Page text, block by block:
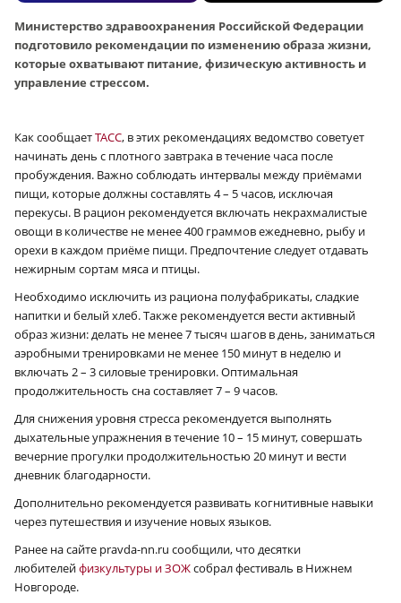
Министерство здравоохранения Российской Федерации
подготовило рекомендации по изменению образа жизни,
которые охватывают питание, физическую активность и
управление стрессом.
Как сообщаетТАСС, в этих рекомендациях ведомство советует
начинать день с плотного завтрака в течение часа после
пробуждения. Важно соблюдать интервалы между приёмами
пищи, которые должны составлять 4 – 5 часов, исключая
перекусы. В рацион рекомендуется включать некрахмалистые
овощи в количестве не менее 400 граммов ежедневно, рыбу и
орехи в каждом приёме пищи. Предпочтение следует отдавать
нежирным сортам мяса и птицы.
Необходимо исключить из рациона полуфабрикаты, сладкие
напитки и белый хлеб. Также рекомендуется вести активный
образ жизни: делать не менее 7 тысяч шагов в день, заниматься
аэробными тренировками не менее 150 минут в неделю и
включать 2 – 3 силовые тренировки. Оптимальная
продолжительность сна составляет 7 – 9 часов.
Для снижения уровня стресса рекомендуется выполнять
дыхательные упражнения в течение 10 – 15 минут, совершать
вечерние прогулки продолжительностью 20 минут и вести
дневник благодарности.
Дополнительно рекомендуется развивать когнитивные навыки
через путешествия и изучение новых языков.
Ранее на сайте pravda-nn.ru сообщили, что десятки
любителейфизкультуры и ЗОЖсобрал фестиваль в Нижнем
Новгороде.